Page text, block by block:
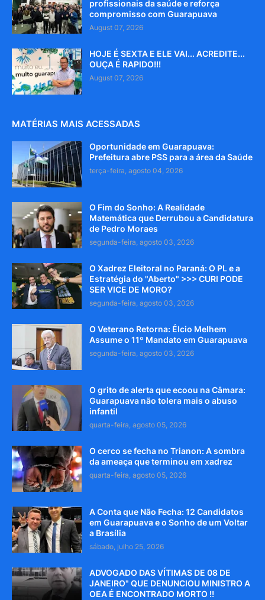
profissionais da saúde e reforça
compromisso com Guarapuava
August 07, 2026
HOJE É SEXTA E ELE VAI... ACREDITE...
OUÇA É RAPIDO!!!
August 07, 2026
MATÉRIAS MAIS ACESSADAS
Oportunidade em Guarapuava:
Prefeitura abre PSS para a área da Saúde
terça-feira, agosto 04, 2026
O Fim do Sonho: A Realidade
Matemática que Derrubou a Candidatura
de Pedro Moraes
segunda-feira, agosto 03, 2026
O Xadrez Eleitoral no Paraná: O PL e a
Estratégia do "Aberto" >>> CURI PODE
SER VICE DE MORO?
segunda-feira, agosto 03, 2026
O Veterano Retorna: Élcio Melhem
Assume o 11º Mandato em Guarapuava
segunda-feira, agosto 03, 2026
O grito de alerta que ecoou na Câmara:
Guarapuava não tolera mais o abuso
infantil
quarta-feira, agosto 05, 2026
O cerco se fecha no Trianon: A sombra
da ameaça que terminou em xadrez
quarta-feira, agosto 05, 2026
A Conta que Não Fecha: 12 Candidatos
em Guarapuava e o Sonho de um Voltar
a Brasília
sábado, julho 25, 2026
ADVOGADO DAS VÍTIMAS DE 08 DE
JANEIRO" QUE DENUNCIOU MINISTRO A
OEA É ENCONTRADO MORTO !!